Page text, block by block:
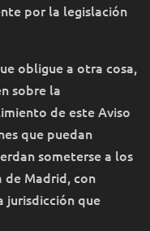
por la legislación
obligue a otra cosa,
sobre la
de este Aviso
que puedan
someterse a los
de Madrid, con
jurisdicción que